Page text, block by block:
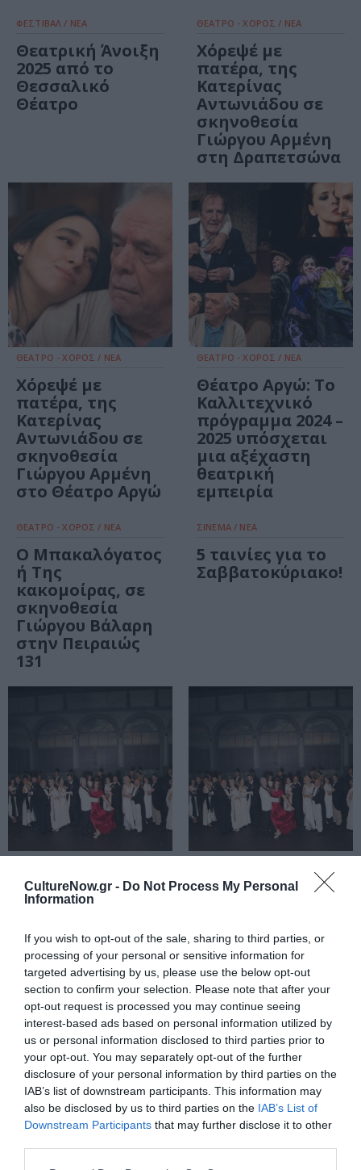
CultureNow.gr - Do Not Process My Personal
Information
If you wish to opt-out of the sale, sharing to third parties, or
processing of your personal or sensitive information for
targeted advertising by us, please use the below opt-out
section to confirm your selection. Please note that after your
opt-out request is processed you may continue seeing
interest-based ads based on personal information utilized by
us or personal information disclosed to third parties prior to
your opt-out. You may separately opt-out of the further
disclosure of your personal information by third parties on the
IAB’s list of downstream participants. This information may
also be disclosed by us to third parties on the IAB’s List of
Downstream Participants that may further disclose it to other
ΦΕΣΤΙΒΑΛ / ΝΕΑ
Θεατρική Άνοιξη
2025 από το
Θεσσαλικό
Θέατρο
ΘΕΑΤΡΟ - ΧΟΡΟΣ / ΝΕΑ
Χόρεψέ με
πατέρα, της
Κατερίνας
Αντωνιάδου σε
σκηνοθεσία
Γιώργου Αρμένη
στη Δραπετσώνα
ΘΕΑΤΡΟ - ΧΟΡΟΣ / ΝΕΑ
Χόρεψέ με
πατέρα, της
Κατερίνας
Αντωνιάδου σε
σκηνοθεσία
Γιώργου Αρμένη
στο Θέατρο Αργώ
ΘΕΑΤΡΟ - ΧΟΡΟΣ / ΝΕΑ
Θέατρο Αργώ: Το
Καλλιτεχνικό
πρόγραμμα 2024 –
2025 υπόσχεται
μια αξέχαστη
θεατρική
εμπειρία
ΘΕΑΤΡΟ - ΧΟΡΟΣ / ΝΕΑ
O Μπακαλόγατος
ή Της
κακομοίρας, σε
σκηνοθεσία
Γιώργου Βάλαρη
στην Πειραιώς
131
ΣΙΝΕΜΑ / ΝΕΑ
5 ταινίες για το
Σαββατοκύριακο!
Κι από Σμύρνη…
Σαλονίκη, της
από αρχές
Οκτωβρίου ξανά
στον Ελληνικό
Κόσμο
Η παράσταση «Κι
Μιμής Ντενίση
επιστρέφει!
ΘΕΑΤΡΟ - ΧΟΡΟΣ / ΚΡΙΤΙΚΕΣ -
REVIEWS
«Κι από Σμύρνη…
Σαλονίκη»:
Πίστη στο
ιδανικό της ζωής
ΘΕΑΤΡΟ - ΧΟΡΟΣ / ΝΕΑ
Κι από Σμύρνη…
Σαλονίκη, της
Μιμής Ντενίση
στον Ελληνικό
Κόσμο – Αναβολή